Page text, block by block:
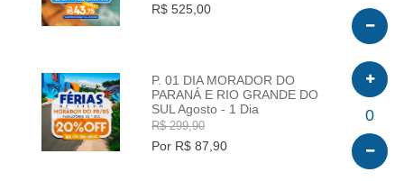
R$ 525,00
INFO
P. 01 DIA MORADOR DO
PARANÁ E RIO GRANDE DO
SUL Agosto - 1 Dia
R$ 299,90
Por R$ 87,90
0